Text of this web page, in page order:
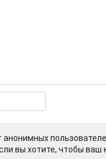
вы хотите, чтобы ваш